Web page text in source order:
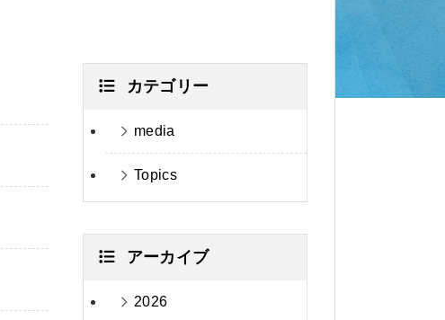
カテゴリー
media
Topics
アーカイブ
2026